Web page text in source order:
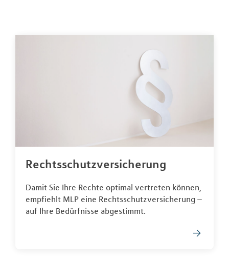
Rechtsschutzversicherung
Damit Sie Ihre Rechte optimal vertreten können,
empfiehlt MLP eine Rechtsschutzversicherung –
auf Ihre Bedürfnisse abgestimmt.